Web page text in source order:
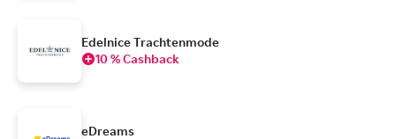
Edelnice Trachtenmode
10 % Cashback
eDreams